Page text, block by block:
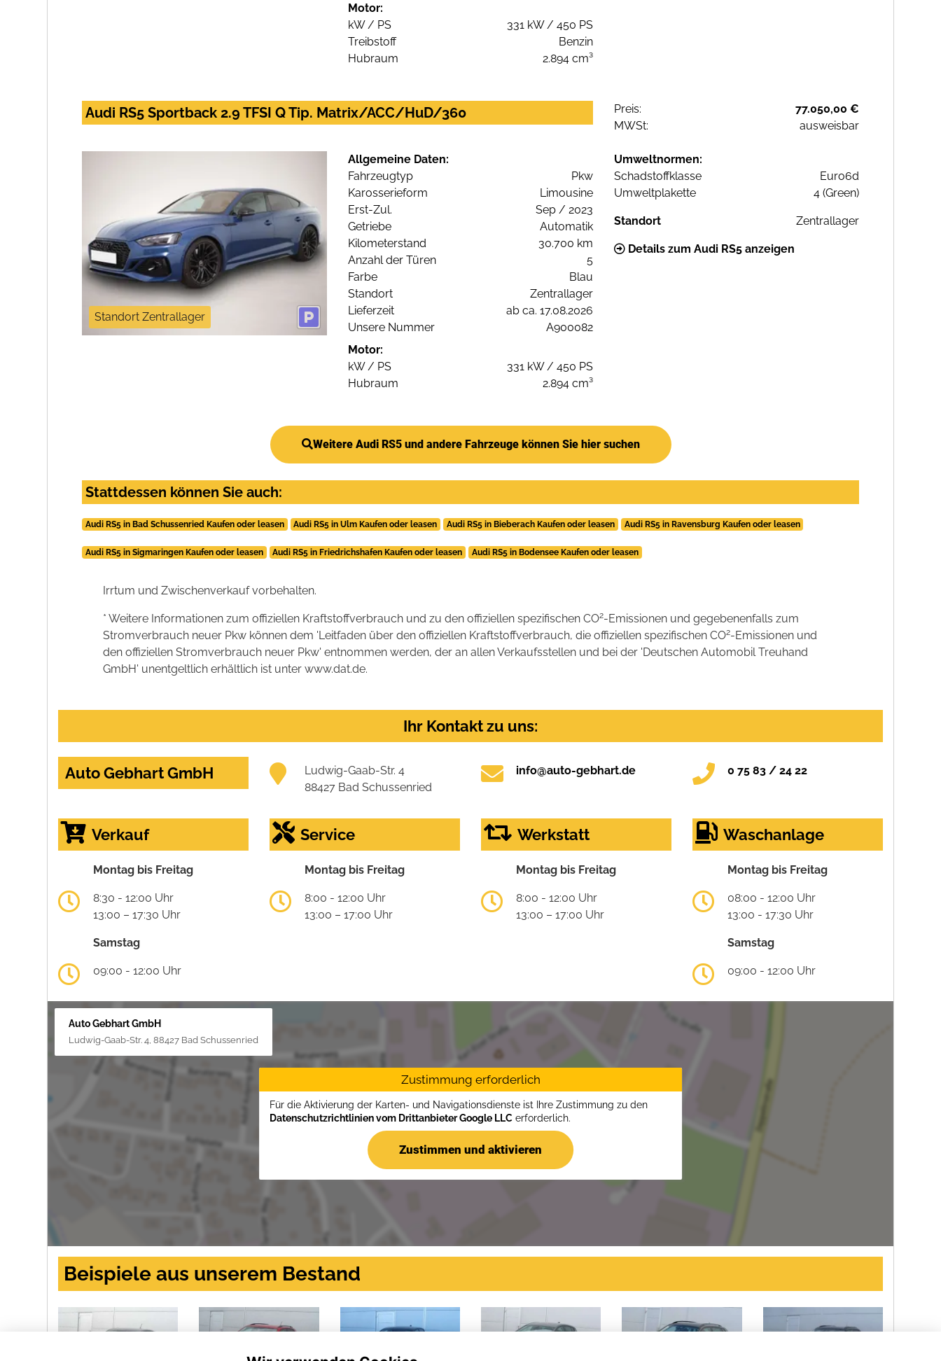
Motor:
kW / PS
331 kW / 450 PS
Treibstoff
Benzin
Hubraum
2.894 cm³
Audi RS5 Sportback 2.9 TFSI Q Tip. Matrix/ACC/HuD/360 Preis:
77.050,00 €
MWSt:
ausweisbar
Standort Zentrallager
Allgemeine Daten:
Fahrzeugtyp
Pkw
Karosserieform
Limousine
Erst-Zul.
Sep / 2023
Getriebe
Automatik
Kilometerstand
30.700 km
Anzahl der Türen
5
Farbe
Blau
Standort
Zentrallager
Lieferzeit
ab ca. 17.08.2026
Unsere Nummer
A900082
Motor:
kW / PS
331 kW / 450 PS
Hubraum
2.894 cm³
Umweltnormen:
Schadstoffklasse
Euro6d
Umweltplakette
4 (Green)
Standort Zentrallager
Details zum Audi RS5 anzeigen
Weitere Audi RS5 und andere Fahrzeuge können Sie hier suchen
Stattdessen können Sie auch:
Audi RS5 in Bad Schussenried Kaufen oder leasen Audi RS5 in Ulm Kaufen oder leasen Audi RS5 in Bieberach Kaufen oder leasen Audi RS5 in Ravensburg Kaufen oder leasen
Audi RS5 in Sigmaringen Kaufen oder leasen Audi RS5 in Friedrichshafen Kaufen oder leasen Audi RS5 in Bodensee Kaufen oder leasen
Irrtum und Zwischenverkauf vorbehalten.
* Weitere Informationen zum offiziellen Kraftstoffverbrauch und zu den offiziellen spezifischen CO2-Emissionen und gegebenenfalls zum
Stromverbrauch neuer Pkw können dem 'Leitfaden über den offiziellen Kraftstoffverbrauch, die offiziellen spezifischen CO2-Emissionen und
den offiziellen Stromverbrauch neuer Pkw' entnommen werden, der an allen Verkaufsstellen und bei der 'Deutschen Automobil Treuhand
GmbH' unentgeltlich erhältlich ist unter www.dat.de.
Ihr Kontakt zu uns:
Auto Gebhart GmbH
Ludwig-Gaab-Str. 4
88427 Bad Schussenried
info@auto-gebhart.de 0 75 83 / 24 22
Verkauf
Montag bis Freitag
8:30 - 12:00 Uhr
13:00 – 17:30 Uhr
Samstag
09:00 - 12:00 Uhr
Service
Montag bis Freitag
8:00 - 12:00 Uhr
13:00 – 17:00 Uhr
Werkstatt
Montag bis Freitag
8:00 - 12:00 Uhr
13:00 – 17:00 Uhr
Waschanlage
Montag bis Freitag
08:00 - 12:00 Uhr
13:00 - 17:30 Uhr
Samstag
09:00 - 12:00 Uhr
Auto Gebhart GmbH
Ludwig-Gaab-Str. 4, 88427 Bad Schussenried
Zustimmung erforderlich
Für die Aktivierung der Karten- und Navigationsdienste ist Ihre Zustimmung zu den
Datenschutzrichtlinien vom Drittanbieter Google LLC erforderlich.
Zustimmen und aktivieren
Beispiele aus unserem Bestand